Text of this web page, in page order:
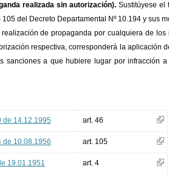
realizada sin autorización).Sustitúyese el
del Decreto Departamental Nº 10.194 y sus
de propaganda por cualquiera de
respectiva, corresponderá la aplicación
sanciones a que hubiere lugar por infracción
de 14.12.1995 art. 46
de 10.08.1956 art. 105
19.01.1951 art. 4